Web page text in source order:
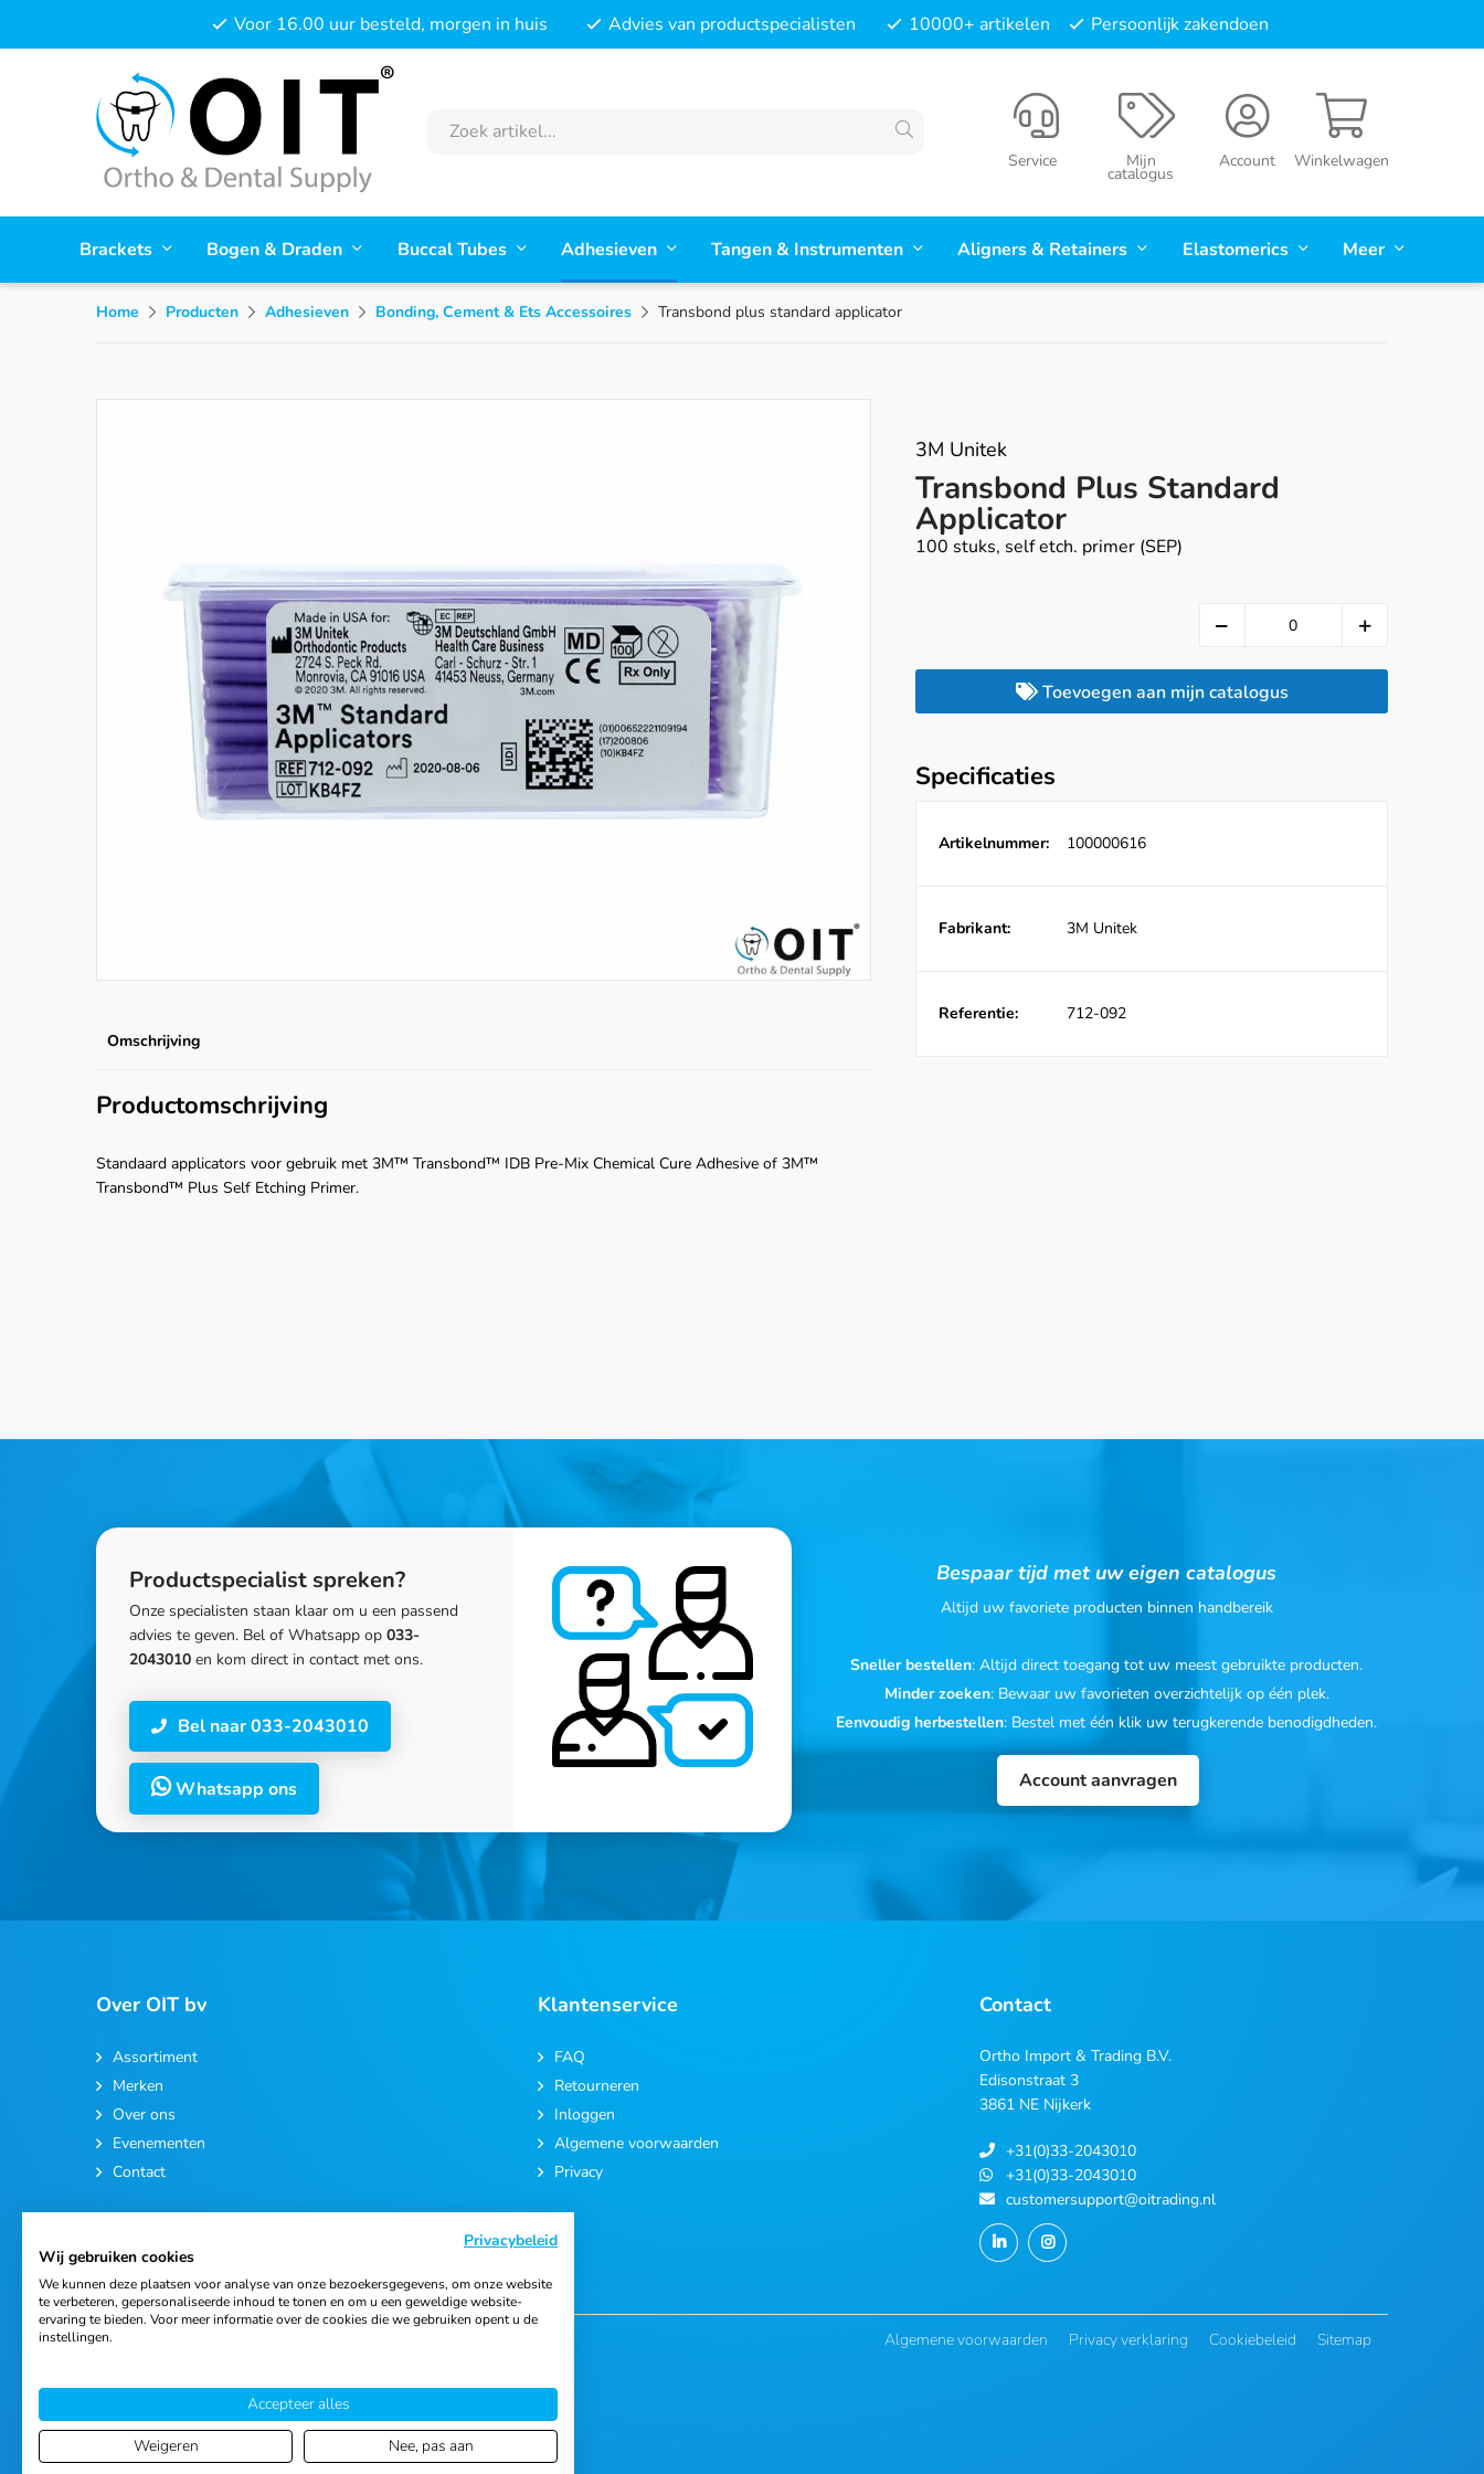
Voor 16.00 uur besteld, morgen in huis Advies van productspecialisten 10000+ artikelen Persoonlijk zakendoen
Winkelwagen
Account
Mijn
catalogus
Service
Brackets Bogen & Draden Buccal Tubes Adhesieven Tangen & Instrumenten Aligners & Retainers Elastomerics Meer
Home Producten Adhesieven Bonding, Cement & Ets Accessoires Transbond plus standard applicator
Omschrijving
Productomschrijving
Standaard applicators voor gebruik met 3M™ Transbond™ IDB Pre-Mix Chemical Cure Adhesive of 3M™
Transbond™ Plus Self Etching Primer.
3M Unitek
Transbond Plus Standard
Applicator
100 stuks, self etch. primer (SEP)
Toevoegen aan mijn catalogus
Specificaties
Artikelnummer: 100000616
Fabrikant: 3M Unitek
Referentie: 712-092
Productspecialist spreken?
Onze specialisten staan klaar om u een passend
advies te geven. Bel of Whatsapp op 033-
2043010 en kom direct in contact met ons.
Bel naar 033-2043010
Whatsapp ons
Bespaar tijd met uw eigen catalogus
Altijd uw favoriete producten binnen handbereik
Sneller bestellen: Altijd direct toegang tot uw meest gebruikte producten.
Minder zoeken: Bewaar uw favorieten overzichtelijk op één plek.
Eenvoudig herbestellen: Bestel met één klik uw terugkerende benodigdheden.
Account aanvragen
Over OIT bv
Assortiment
Merken
Over ons
Evenementen
Contact
Klantenservice
FAQ
Retourneren
Inloggen
Algemene voorwaarden
Privacy
Contact
Ortho Import & Trading B.V.
Edisonstraat 3
3861 NE Nijkerk
+31(0)33-2043010
+31(0)33-2043010
customersupport@oitrading.nl
© 2026 Ortho Import & Trading B.V. Algemene voorwaarden Privacy verklaring Cookiebeleid Sitemap
Privacybeleid
Wij gebruiken cookies
We kunnen deze plaatsen voor analyse van onze bezoekersgegevens, om onze website
te verbeteren, gepersonaliseerde inhoud te tonen en om u een geweldige website-
ervaring te bieden. Voor meer informatie over de cookies die we gebruiken opent u de
instellingen.
Accepteer alles
Weigeren
Nee, pas aan